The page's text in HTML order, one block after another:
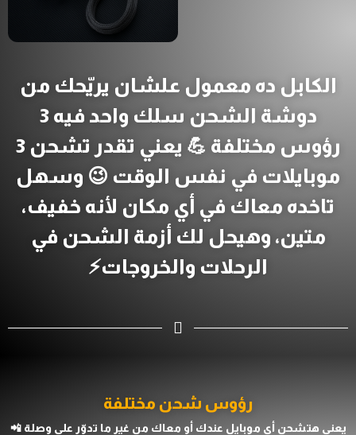
الكابل ده معمول علشان يريّحك من
دوشة الشحن سلك واحد فيه 3
رؤوس مختلفة 💪 يعني تقدر تشحن 3
موبايلات في نفس الوقت 😉 وسهل
تاخده معاك في أي مكان لأنه خفيف،
متين، وهيحل لك أزمة الشحن في
الرحلات والخروجات⚡
رؤوس شحن مختلفة
يعني هتشحن أي موبايل عندك أو معاك من غير ما تدوّر على وصلة 📲